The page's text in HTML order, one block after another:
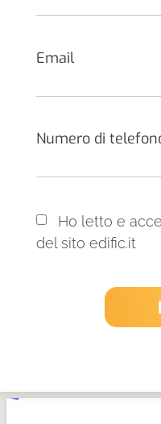
Email
Numero di
Ho letto e
del sito edific.it